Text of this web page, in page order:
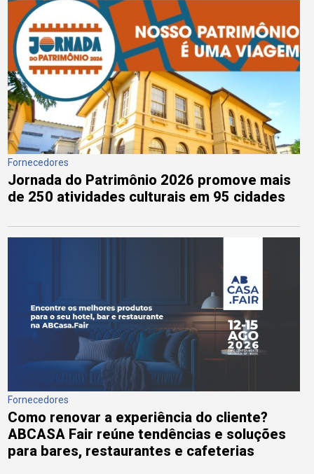
Fornecedores
Jornada do Patrimônio 2026 promove mais
de 250 atividades culturais em 95 cidades
Fornecedores
Como renovar a experiência do cliente?
ABCASA Fair reúne tendências e soluções
para bares, restaurantes e cafeterias